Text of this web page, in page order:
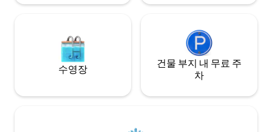
수영장
건물 부지 내 무료 주
차